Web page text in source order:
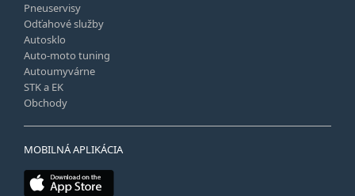
Pneuservisy
Odťahové služby
Autosklo
Auto-moto tuning
Autoumyvárne
STK a EK
Obchody
MOBILNÁ APLIKÁCIA